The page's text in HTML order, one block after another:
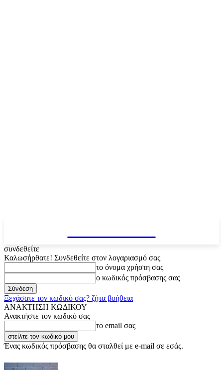
συνδεθείτε
Καλωσήρθατε! Συνδεθείτε στον λογαριασμό σας
το όνομα χρήστη σας
ο κωδικός πρόσβασης σας
Ξεχάσατε τον κωδικό σας? ζήτα βοήθεια
ΑΝΑΚΤΗΣΗ ΚΩΔΙΚΟΥ
Ανακτήστε τον κωδικό σας
το email σας
Ένας κωδικός πρόσβασης θα σταλθεί με e-mail σε εσάς.